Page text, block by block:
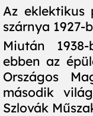
Az eklektikus
szárnya 1927-
Miután
ebben az
Országos
második
Szlovák